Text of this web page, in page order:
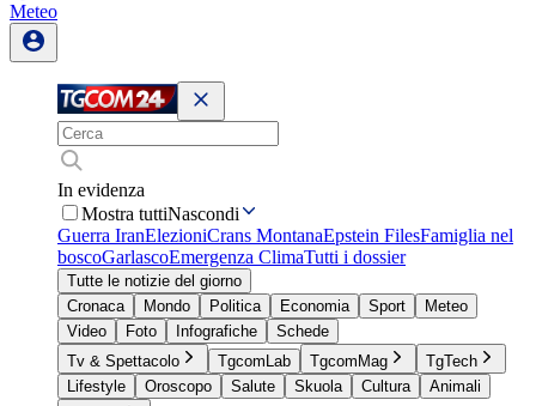
Meteo
In evidenza
Mostra tuttiNascondi
Guerra IranElezioniCrans MontanaEpstein FilesFamiglia nel
boscoGarlascoEmergenza ClimaTutti i dossier
Tutte le notizie del giorno
Cronaca
Mondo Politica Economia Sport
Meteo
Video
Foto Infografiche
Schede
Tv & Spettacolo
TgcomLab TgcomMag
TgTech
Lifestyle
Oroscopo Salute Skuola Cultura
Animali